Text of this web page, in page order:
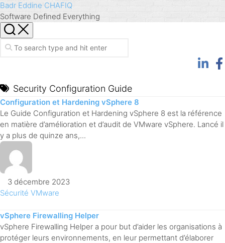
Skip
to
content
Badr Eddine CHAFIQ
Software Defined Everything
Security Configuration Guide
Configuration et Hardening vSphere 8
Le Guide Configuration et Hardening vSphere 8 est la référence
en matière d’amélioration et d’audit de VMware vSphere. Lancé il
y a plus de quinze ans,...
3 décembre 2023
Sécurité VMware
vSphere Firewalling Helper
vSphere Firewalling Helper a pour but d’aider les organisations à
protéger leurs environnements, en leur permettant d’élaborer